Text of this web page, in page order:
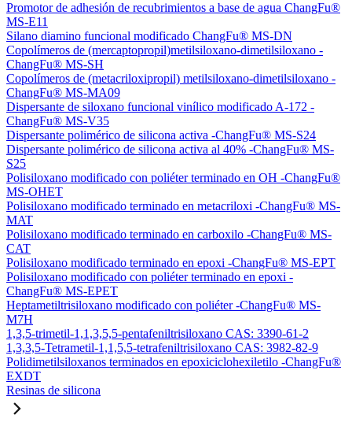
Promotor de adhesión de recubrimientos a base de agua ChangFu®
MS-E11
Silano diamino funcional modificado ChangFu® MS-DN
Copolímeros de (mercaptopropil)metilsiloxano-dimetilsiloxano -
ChangFu® MS-SH
Copolímeros de (metacriloxipropil) metilsiloxano-dimetilsiloxano -
ChangFu® MS-MA09
Dispersante de siloxano funcional vinílico modificado A-172 -
ChangFu® MS-V35
Dispersante polimérico de silicona activa -ChangFu® MS-S24
Dispersante polimérico de silicona activa al 40% -ChangFu® MS-
S25
Polisiloxano modificado con poliéter terminado en OH -ChangFu®
MS-OHET
Polisiloxano modificado terminado en metacriloxi -ChangFu® MS-
MAT
Polisiloxano modificado terminado en carboxilo -ChangFu® MS-
CAT
Polisiloxano modificado terminado en epoxi -ChangFu® MS-EPT
Polisiloxano modificado con poliéter terminado en epoxi -
ChangFu® MS-EPET
Heptametiltrisiloxano modificado con poliéter -ChangFu® MS-
M7H
1,3,5-trimetil-1,1,3,5,5-pentafeniltrisiloxano CAS: 3390-61-2
1,3,3,5-Tetrametil-1,1,5,5-tetrafeniltrisiloxano CAS: 3982-82-9
Polidimetilsiloxanos terminados en epoxiciclohexiletilo -ChangFu®
EXDT
Resinas de silicona